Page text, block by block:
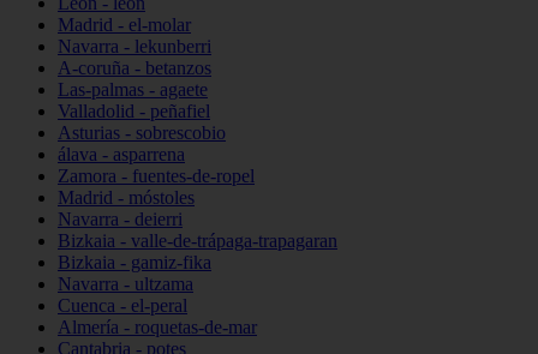
Madrid - el-molar
Navarra - lekunberri
A-coruña - betanzos
Las-palmas - agaete
Valladolid - peñafiel
Asturias - sobrescobio
álava - asparrena
Zamora - fuentes-de-ropel
Madrid - móstoles
Navarra - deierri
Bizkaia - valle-de-trápaga-trapagaran
Bizkaia - gamiz-fika
Navarra - ultzama
Cuenca - el-peral
Almería - roquetas-de-mar
Cantabria - potes